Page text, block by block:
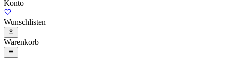
Konto
Wunschlisten
Warenkorb